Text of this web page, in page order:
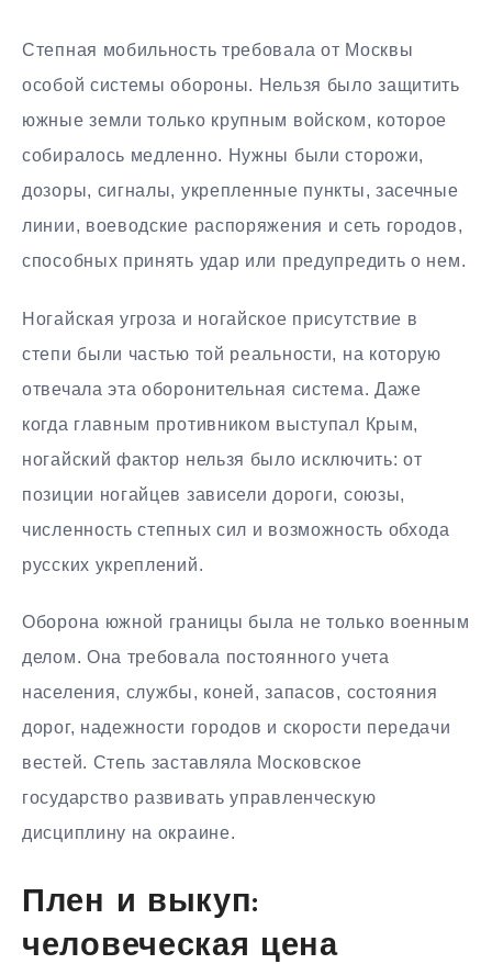
Степная мобильность требовала от Москвы
особой системы обороны. Нельзя было защитить
южные земли только крупным войском, которое
собиралось медленно. Нужны были сторожи,
дозоры, сигналы, укрепленные пункты, засечные
линии, воеводские распоряжения и сеть городов,
способных принять удар или предупредить о нем.
Ногайская угроза и ногайское присутствие в
степи были частью той реальности, на которую
отвечала эта оборонительная система. Даже
когда главным противником выступал Крым,
ногайский фактор нельзя было исключить: от
позиции ногайцев зависели дороги, союзы,
численность степных сил и возможность обхода
русских укреплений.
Оборона южной границы была не только военным
делом. Она требовала постоянного учета
населения, службы, коней, запасов, состояния
дорог, надежности городов и скорости передачи
вестей. Степь заставляла Московское
государство развивать управленческую
дисциплину на окраине.
Плен и выкуп:
человеческая цена